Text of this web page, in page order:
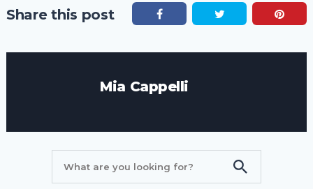
Share this post
Mia Cappelli